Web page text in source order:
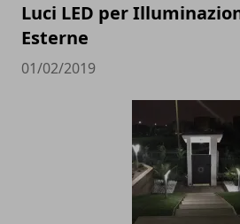
Luci LED per
Esterne
01/02/2019